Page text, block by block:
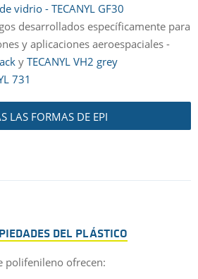
vidrio - TECANYL GF30
desarrollados específicamente para
y aplicaciones aeroespaciales -
y TECANYL VH2 grey
731
LAS FORMAS DE EPI
DEL PLÁSTICO
polifenileno ofrecen: